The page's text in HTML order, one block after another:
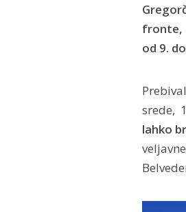
fronte,
od 9.
srede,
lahko